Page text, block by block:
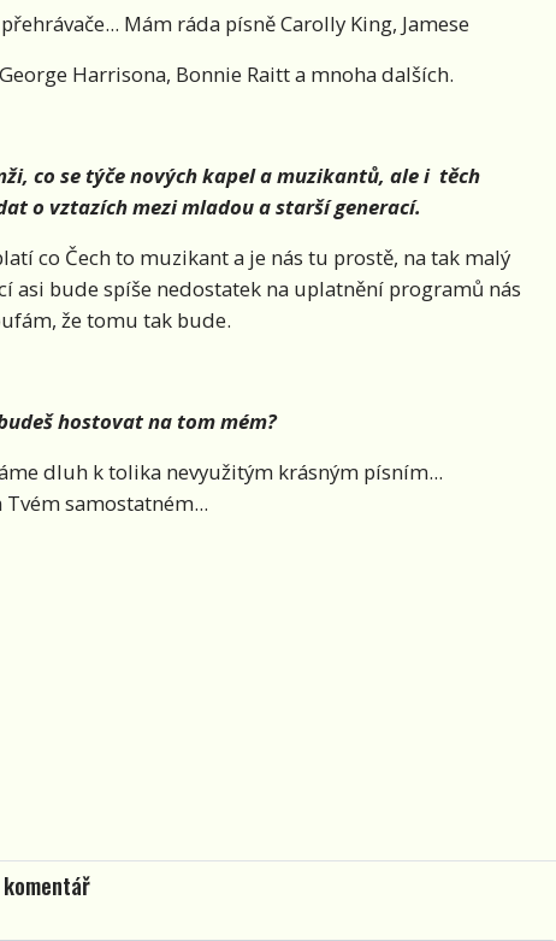
Mám ráda písně Carolly King, Jamese
Harrisona, Bonnie Raitt a mnoha dalších.
co se týče nových kapel a muzikantů, ale i těch
o vztazích mezi mladou a starší generací.
co Čech to muzikant a je nás tu prostě, na tak malý
asi bude spíše nedostatek na uplatnění programů nás
že tomu tak bude.
hostovat na tom mém?
dluh k tolika nevyužitým krásným písním...
samostatném...